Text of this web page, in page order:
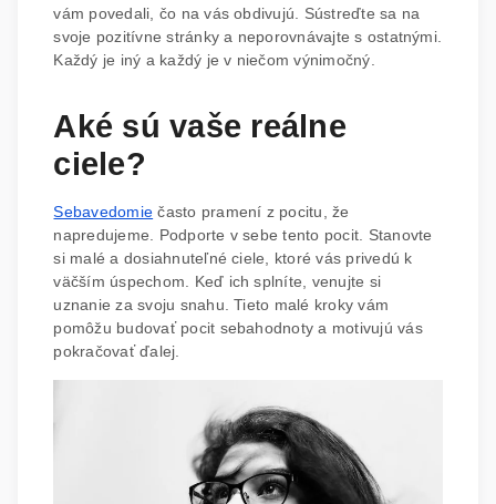
vám povedali, čo na vás obdivujú. Sústreďte sa na
svoje pozitívne stránky a neporovnávajte s ostatnými.
Každý je iný a každý je v niečom výnimočný.
Aké sú vaše reálne
ciele?
Sebavedomie často pramení z pocitu, že
napredujeme. Podporte v sebe tento pocit. Stanovte
si malé a dosiahnuteľné ciele, ktoré vás privedú k
väčším úspechom. Keď ich splníte, venujte si
uznanie za svoju snahu. Tieto malé kroky vám
pomôžu budovať pocit sebahodnoty a motivujú vás
pokračovať ďalej.